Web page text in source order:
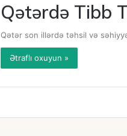
Qətərdə Tibb
Qətər son illərdə təhsil və
Ətraflı oxuyun »